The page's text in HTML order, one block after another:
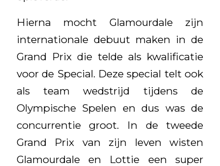
Hierna mocht Glamourdale zijn
internationale debuut maken in de
Grand Prix die telde als kwalificatie
voor de Special. Deze special telt ook
als team wedstrijd tijdens de
Olympische Spelen en dus was de
concurrentie groot. In de tweede
Grand Prix van zijn leven wisten
Glamourdale en Lottie een super